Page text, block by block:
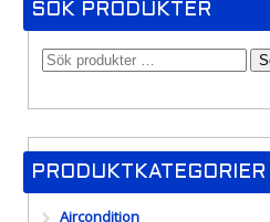
SÖK PRODUKTER
PRODUKTKATEGORIER
Aircondition